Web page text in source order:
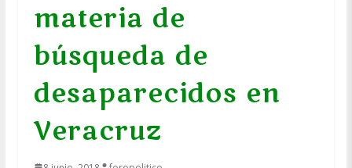
materia de
búsqueda de
desaparecidos en
Veracruz